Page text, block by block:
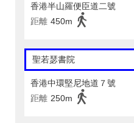
香港半山羅便臣道二號
距離 450m
聖若瑟書院
香港中環堅尼地道７號
距離 250m